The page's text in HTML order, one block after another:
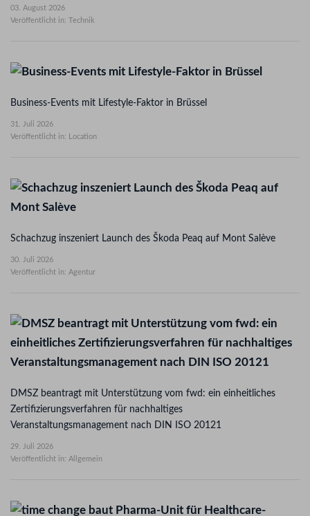
03. August 2026
Veröffentlicht in: Technik
Business-Events mit Lifestyle-Faktor in Brüssel
31. Juli 2026
Veröffentlicht in: Location
Schachzug inszeniert Launch des Škoda Peaq auf Mont Salève
30. Juli 2026
Veröffentlicht in: Agentur
DMSZ beantragt mit Unterstützung vom fwd: ein einheitliches
Zertifizierungsverfahren für nachhaltiges
Veranstaltungsmanagement nach DIN ISO 20121
29. Juli 2026
Veröffentlicht in: Allgemein